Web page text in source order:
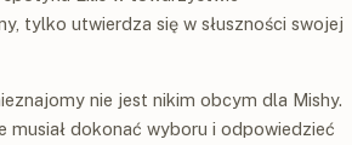
tylko utwierdza się w słuszności swojej
nie jest nikim obcym dla Mishy.
musiał dokonać wyboru i odpowiedzieć